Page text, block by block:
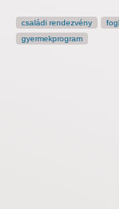
családi rendezvény
gyermekprogram